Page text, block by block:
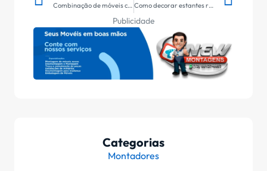
Combinação de móveis claros e escuros Como decorar estantes recém-montadas
Publicidade
Categorias
Montadores